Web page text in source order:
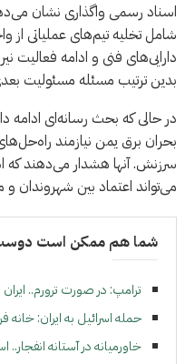
اسناد رسمی واگذاری نشان
شامل تخلیه تیم‌های عملیاتی از
دارایی‌های فنی و ادامه فعالیت
بدین ترتیب مسئله مسئولیت
در حالی که بحث رسانه‌ای ادامه
بحران برق یمن نیازمند
سرزنش. آنها هشدار می‌دهند که
می‌تواند اعتماد بین شهروندان و
شما هم ممکن است دوست
ترامپ: در صورت ترورم..
حمله اسرائیل به ایران:
خاورمیانه در آستانه انفجار..